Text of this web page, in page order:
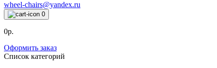
wheel-chairs@yandex.ru
0
0р.
Оформить заказ
Список категорий